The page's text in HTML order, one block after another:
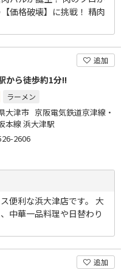
価格破壊】に挑戦！ 精肉
追加
から徒歩約1分!!
ラーメン
大津市 京阪電気鉄道京津線・
本線 浜大津駅
2606
便利な浜大津店です。 大
中華一品料理や日替わり
追加